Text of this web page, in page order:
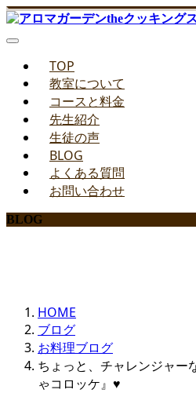
TOP
教室について
コースと料金
先生紹介
生徒の声
BLOG
よくある質問
お問い合わせ
BLOG
HOME
ブログ
お料理ブログ
ちょっと、チャレンジャー
ゃコロッケ』♥